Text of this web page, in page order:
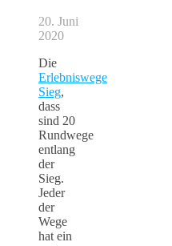
20. Juni
2020
Die
Erlebniswege
Sieg,
dass
sind 20
Rundwege
entlang
der
Sieg.
Jeder
der
Wege
hat ein